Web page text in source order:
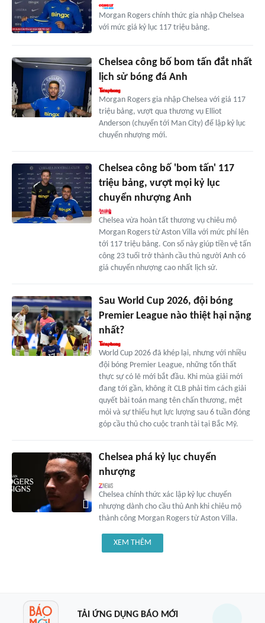
Morgan Rogers chính thức gia nhập Chelsea
với mức giá kỷ lục 117 triệu bảng.
Chelsea công bố bom tấn đắt nhất
lịch sử bóng đá Anh
Morgan Rogers gia nhập Chelsea với giá 117
triệu bảng, vượt qua thương vụ Elliot
Anderson (chuyển tới Man City) để lập kỷ lục
chuyển nhượng mới.
Chelsea công bố 'bom tấn' 117
triệu bảng, vượt mọi kỷ lục
chuyển nhượng Anh
Chelsea vừa hoàn tất thương vụ chiêu mộ
Morgan Rogers từ Aston Villa với mức phí lên
tới 117 triệu bảng. Con số này giúp tiền vệ tấn
công 23 tuổi trở thành cầu thủ người Anh có
giá chuyển nhượng cao nhất lịch sử.
Sau World Cup 2026, đội bóng
Premier League nào thiệt hại nặng
nhất?
World Cup 2026 đã khép lại, nhưng với nhiều
đội bóng Premier League, những tổn thất
thực sự có lẽ mới bắt đầu. Khi mùa giải mới
đang tới gần, không ít CLB phải tìm cách giải
quyết bài toán mang tên chấn thương, mệt
mỏi và sự thiếu hụt lực lượng sau 6 tuần đóng
góp cầu thủ cho cuộc tranh tài tại Bắc Mỹ.
Chelsea phá kỷ lục chuyển
nhượng
Chelsea chính thức xác lập kỷ lục chuyển
nhượng dành cho cầu thủ Anh khi chiêu mộ
thành công Morgan Rogers từ Aston Villa.
XEM THÊM
TẢI ỨNG DỤNG BÁO MỚI